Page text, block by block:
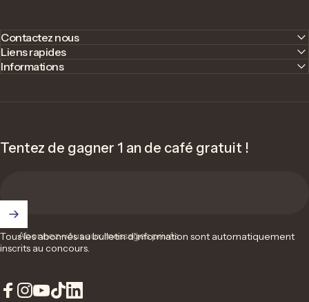
Contactez nous
Liens rapides
Informations
Tentez de gagner 1 an de café gratuit !
Abonnez-vous aux messages privés
Tous les abonnés au bulletin d'information sont automatiquement
inscrits au concours.